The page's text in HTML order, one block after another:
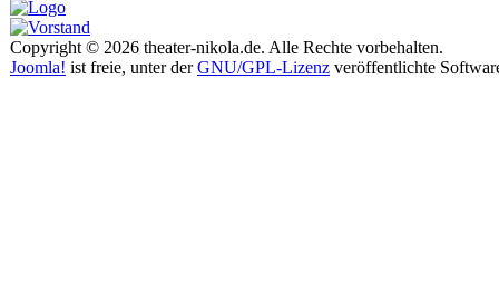
Copyright © 2026 theater-nikola.de. Alle Rechte vorbehalten.
Joomla! ist freie, unter derGNU/GPL-Lizenz veröffentlichte